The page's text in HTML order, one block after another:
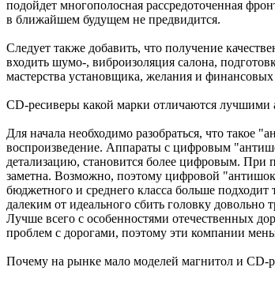
подойдет многополосная рассредоточенная
в ближайшем будущем не предвидится.
Следует также добавить, что получение
входить шумо-, виброизоляция салона,
мастерства установщика, желания и
CD-ресиверы какой марки отличаются
Для начала необходимо разобраться, что такое
воспроизведение. Аппараты с цифровым
детализацию, становится более цифровым. При
заметна. Возможно, поэтому цифровой
бюджетного и среднего класса больше
далеким от идеального сбить головку
Лучше всего с особенностями отечественных
проблем с дорогами, поэтому эти компании
Почему на рынке мало моделей магнитол и